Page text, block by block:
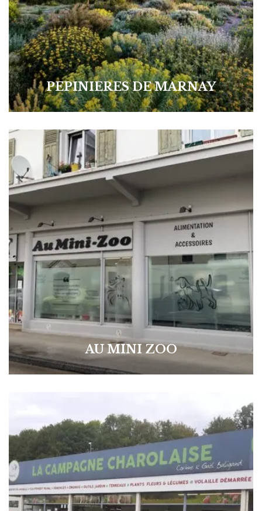
PEPINIERES DE MARNAY
AU MINI ZOO